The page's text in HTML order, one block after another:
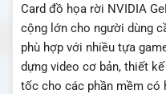
Card đồ họa rời NVIDIA
cộng lớn cho người dùng
phù hợp với nhiều tựa
dựng video cơ bản, thiết
tốc cho các phần mềm có